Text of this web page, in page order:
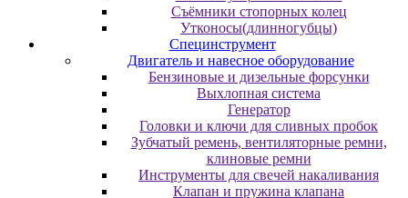
Съёмники стопорных колец
Утконосы(длинногубцы)
Специнструмент
Двигатель и навесное оборудование
Бензиновые и дизельные форсунки
Выхлопная система
Генератор
Головки и ключи для сливных пробок
Зубчатый ремень, вентиляторные ремни,
клиновые ремни
Инструменты для свечей накаливания
Клапан и пружина клапана